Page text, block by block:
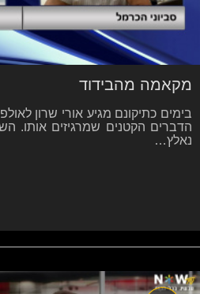
מקאמה מהבידוד
בימים כתיקונם מגיע אורי שרון
הדברים הקטנים שמרגיזים אותו.
נאלץ…